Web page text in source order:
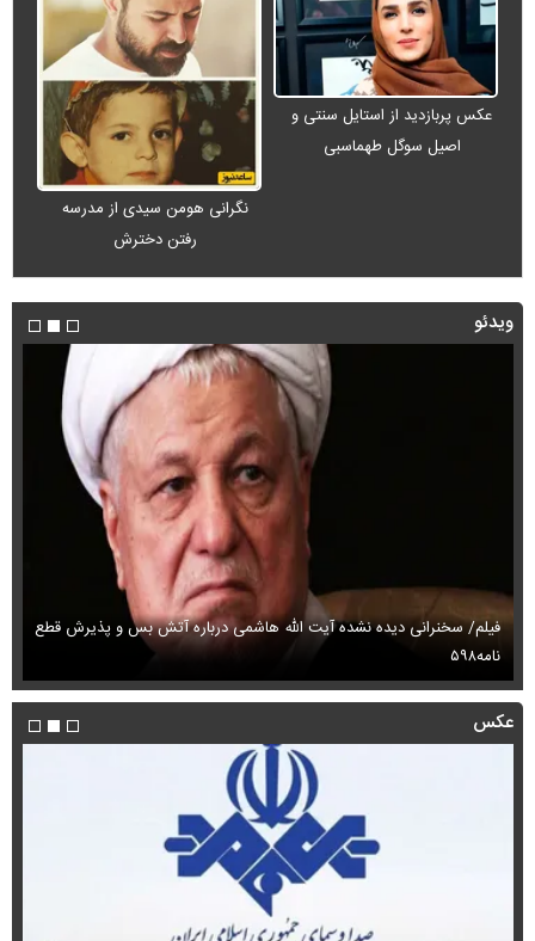
عکس پربازدید از استایل سنتی و
اصیل سوگل طهماسبی
نگرانی هومن سیدی از مدرسه
رفتن دخترش
ویدئو
فیلم/ سخنرانی دیده نشده آیت الله هاشمی درباره آتش بس و پذیرش قطع
نامه۵۹۸
عکس